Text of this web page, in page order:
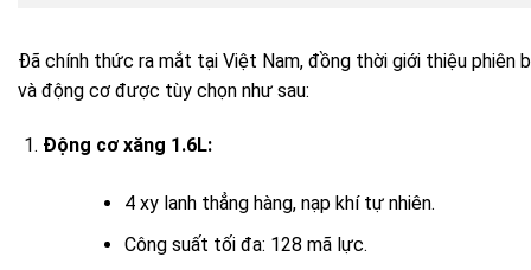
Đã chính thức ra mắt tại Việt Nam, đồng thời giới thiệu phiên
và động cơ được tùy chọn như sau:
Động cơ xăng 1.6L:
4 xy lanh thẳng hàng, nạp khí tự nhiên.
Công suất tối đa: 128 mã lực.